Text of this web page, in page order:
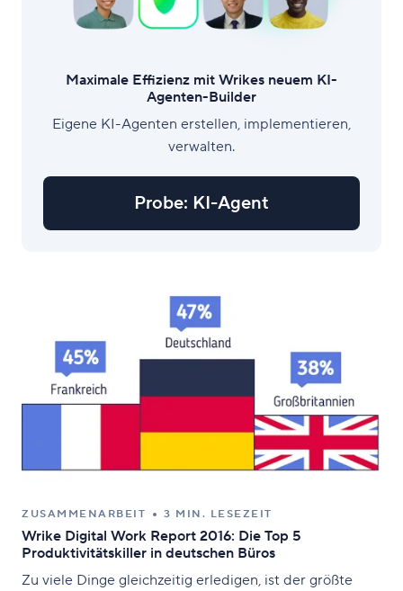
Maximale Effizienz mit Wrikes neuem KI-
Agenten-Builder
Eigene KI-Agenten erstellen, implementieren,
verwalten.
Probe: KI-Agent
ZUSAMMENARBEIT 3 MIN. LESEZEIT
Wrike Digital Work Report 2016: Die Top 5
Produktivitätskiller in deutschen Büros
Zu viele Dinge gleichzeitig erledigen, ist der größte